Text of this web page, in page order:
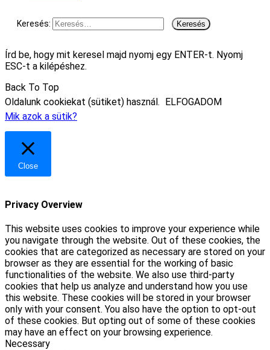
Keresés:
Írd be, hogy mit keresel majd nyomj egy ENTER-t. Nyomj
ESC-t a kilépéshez.
Back To Top
Oldalunk cookiekat (sütiket) használ.
ELFOGADOM
Mik azok a sütik?
Close
Privacy Overview
This website uses cookies to improve your experience while
you navigate through the website. Out of these cookies, the
cookies that are categorized as necessary are stored on your
browser as they are essential for the working of basic
functionalities of the website. We also use third-party
cookies that help us analyze and understand how you use
this website. These cookies will be stored in your browser
only with your consent. You also have the option to opt-out
of these cookies. But opting out of some of these cookies
may have an effect on your browsing experience.
Necessary